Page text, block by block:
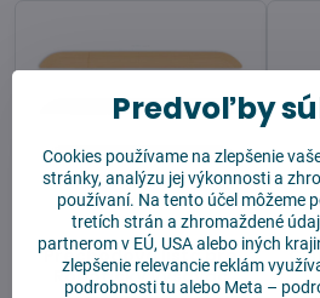
Prechodová lišta pre
Robotický vysávač
Predvoľby
Cookies používame na zlepšenie
stránky, analýzu jej výkonnosti a
používaní. Na tento účel môžeme
tretích strán a zhromaždené
partnerom v EÚ, USA alebo iných
zlepšenie relevancie reklám
podrobnosti tu alebo Meta –